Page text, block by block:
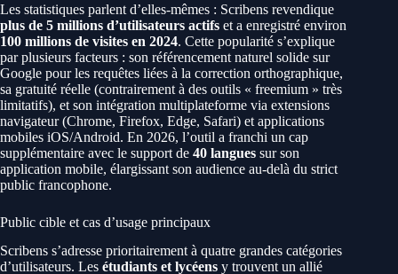
Les statistiques parlent d’elles-mêmes : Scribens revendique
plus de 5 millions d’utilisateurs actifs et a enregistré environ
100 millions de visites en 2024. Cette popularité s’explique
par plusieurs facteurs : son référencement naturel solide sur
Google pour les requêtes liées à la correction orthographique,
sa gratuité réelle (contrairement à des outils « freemium » très
limitatifs), et son intégration multiplateforme via extensions
navigateur (Chrome, Firefox, Edge, Safari) et applications
mobiles iOS/Android. En 2026, l’outil a franchi un cap
supplémentaire avec le support de 40 langues sur son
application mobile, élargissant son audience au-delà du strict
public francophone.
Public cible et cas d’usage principaux
Scribens s’adresse prioritairement à quatre grandes catégories
d’utilisateurs. Les étudiants et lycéens y trouvent un allié